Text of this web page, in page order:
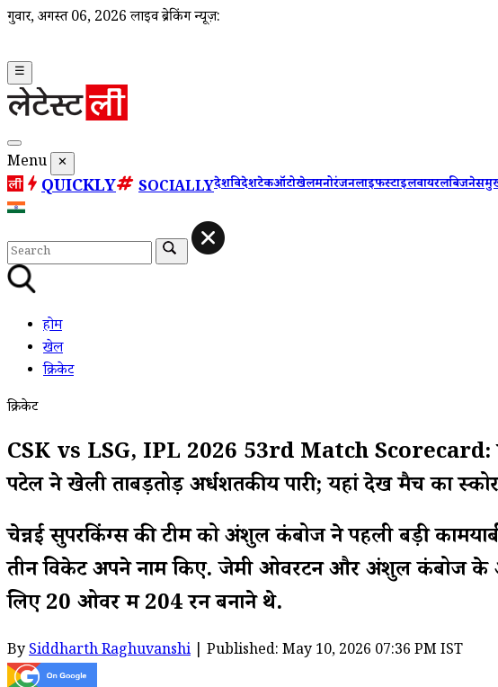
गुरूवार, अगस्त 06, 2026 लाइव ब्रेकिंग न्यूज़:
☰
Menu ✕
QUICKLY SOCIALLYदेशविदेशटेकऑटोखेलमनोरंजनलाइफस्टाइलवायरलबिजनेस
होम
खेल
क्रिकेट
क्रिकेट
CSK vs LSG, IPL 2026 53rd Match Scorecard:
पटेल ने खेली ताबड़तोड़ अर्धशतकीय पारी; यहां देखें मैच का
चेन्नई सुपरकिंग्स की टीम को अंशुल कंबोज ने पहली बड़ी
तीन विकेट अपने नाम किए. जेमी ओवरटन और अंशुल कंबोज के
लिए 20 ओवर में 204 रन बनाने थे.
BySiddharth Raghuvanshi | Published: May 10, 2026 07:36 PM IST